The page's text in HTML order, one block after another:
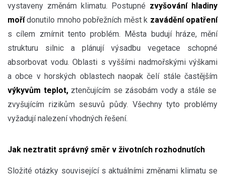
vystaveny změnám klimatu. Postupné zvyšování hladiny
mořídonutilo mnoho pobřežních měst k zavádění opatření
s cílem zmírnit tento problém. Města budují hráze, mění
strukturu silnic a plánují výsadbu vegetace schopné
absorbovat vodu. Oblasti s vyššími nadmořskými výškami
a obce v horských oblastech naopak čelí stále častějším
výkyvům teplot,ztenčujícím se zásobám vody a stále se
zvyšujícím rizikům sesuvů půdy. Všechny tyto problémy
vyžadují nalezení vhodných řešení.
Jak neztratit správný směr v životních rozhodnutích
Složité otázky související s aktuálními změnami klimatu se